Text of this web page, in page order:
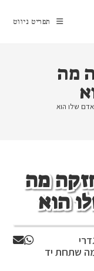
תפריט ניווט
מה
שלו הוא
מה
הוא
שתחת יד